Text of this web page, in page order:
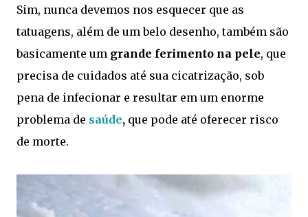
Sim, nunca devemos nos esquecer que as
tatuagens, além de um belo desenho, também são
basicamente um grande ferimento na pele, que
precisa de cuidados até sua cicatrização, sob
pena de infecionar e resultar em um enorme
problema de saúde, que pode até oferecer risco
de morte.